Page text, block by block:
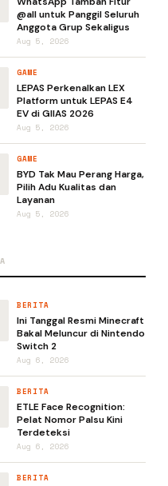
@all untuk Panggil Seluruh
Anggota Grup Sekaligus
Aug 5, 2026
GAME
LEPAS Perkenalkan LEX
Platform untuk LEPAS E4
EV di GIIAS 2026
Aug 5, 2026
GAME
BYD Tak Mau Perang Harga,
Pilih Adu Kualitas dan
Layanan
Aug 5, 2026
BERITA
Ini Tanggal Resmi Minecraft
Bakal Meluncur di Nintendo
Switch 2
Aug 6, 2026
BERITA
ETLE Face Recognition:
Pelat Nomor Palsu Kini
Terdeteksi
Aug 6, 2026
BERITA